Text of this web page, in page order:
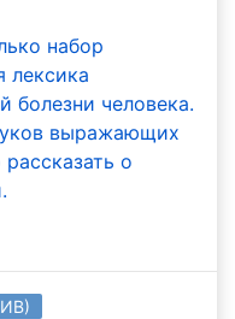
набор
лексика
болезни человека.
выражающих
о